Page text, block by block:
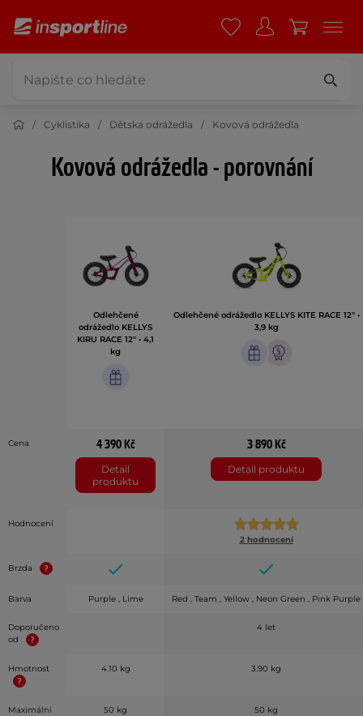
Cyklistika Dětská odrážedla Kovová odrážedla
Kovová odrážedla - porovnání
Odlehčené
odrážedlo KELLYS
KIRU RACE 12" • 4,1
kg
Odlehčené odrážedlo KELLYS KITE RACE 12" •
3,9 kg
Cena 4 390 Kč
Detail
produktu
3 890 Kč
Detail produktu
Hodnocení
2 hodnocení
Brzda
Barva Purple , Lime Red , Team , Yellow , Neon Green , Pink Purple
Doporučeno
od
4 let
Hmotnost 4.10 kg 3.90 kg
Maximální
50 kg 50 kg